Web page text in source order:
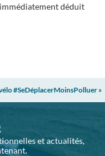
déduit
#SeDéplacerMoinsPolluer »
et actualités,